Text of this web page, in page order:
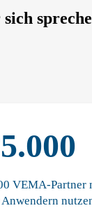
VEMA-Partner